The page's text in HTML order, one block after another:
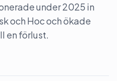
under 2025 in
och Hoc och ökade
en förlust.